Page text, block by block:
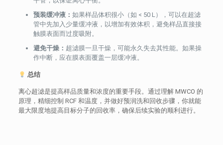
预装缓冲液： 如果样品体积很小（如 < 50 L），可以在超滤
管中先加入少量缓冲液，以增加有效体积，避免样品直接接
触膜表面而过度吸附。
避免干燥： 超滤膜一旦干燥，可能永久失去其性能。如果操
作中断，应在膜表面覆盖一层缓冲液。
总结
离心超滤是提高样品质量和浓度的重要手段。通过理解 MWCO 的
原理，精细控制 RCF 和温度，并做好预润洗和回收步骤，你就能
最大限度地提高目标分子的回收率，确保后续实验的顺利进行。